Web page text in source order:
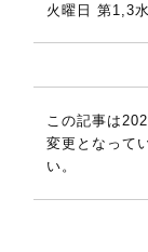
火曜日 第1,3
この記事は
変更となって
い。